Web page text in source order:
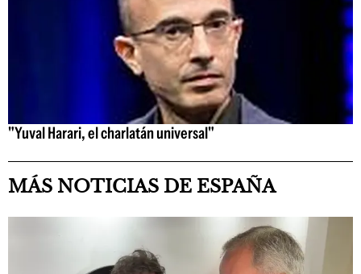
"Yuval Harari, el charlatán universal"
MÁS NOTICIAS DE ESPAÑA